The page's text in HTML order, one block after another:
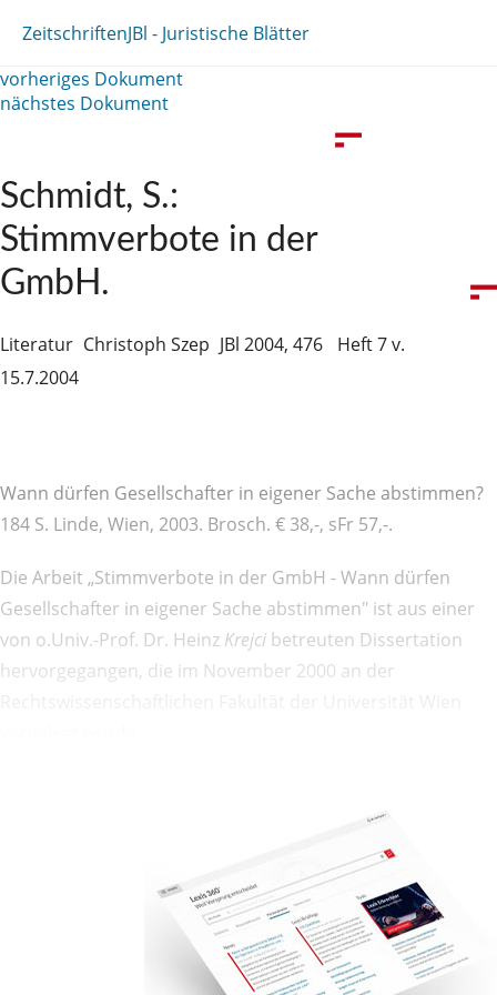
ZeitschriftenJBl - Juristische Blätter
vorheriges Dokument
nächstes Dokument
Schmidt, S.:
Stimmverbote in der
GmbH.
Literatur Christoph Szep JBl 2004, 476
Heft 7 v.
15.7.2004
Wann dürfen Gesellschafter in eigener Sache abstimmen?
184 S. Linde, Wien, 2003. Brosch. € 38,-, sFr 57,-.
Die Arbeit „Stimmverbote in der GmbH - Wann dürfen
Gesellschafter in eigener Sache abstimmen" ist aus einer
von o.Univ.-Prof. Dr. Heinz Krejci betreuten Dissertation
hervorgegangen, die im November 2000 an der